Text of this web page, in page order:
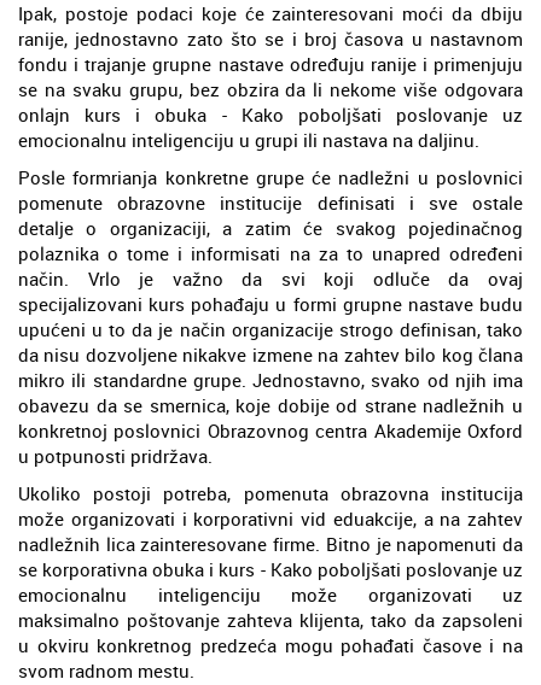
Ipak, postoje podaci koje će zainteresovani moći da dbiju
ranije, jednostavno zato što se i broj časova u nastavnom
fondu i trajanje grupne nastave određuju ranije i primenjuju
se na svaku grupu, bez obzira da li nekome više odgovara
onlajn kurs i obuka - Kako poboljšati poslovanje uz
emocionalnu inteligenciju u grupi ili nastava na daljinu.
Posle formrianja konkretne grupe će nadležni u poslovnici
pomenute obrazovne institucije definisati i sve ostale
detalje o organizaciji, a zatim će svakog pojedinačnog
polaznika o tome i informisati na za to unapred određeni
način. Vrlo je važno da svi koji odluče da ovaj
specijalizovani kurs pohađaju u formi grupne nastave budu
upućeni u to da je način organizacije strogo definisan, tako
da nisu dozvoljene nikakve izmene na zahtev bilo kog člana
mikro ili standardne grupe. Jednostavno, svako od njih ima
obavezu da se smernica, koje dobije od strane nadležnih u
konkretnoj poslovnici Obrazovnog centra Akademije Oxford
u potpunosti pridržava.
Ukoliko postoji potreba, pomenuta obrazovna institucija
može organizovati i korporativni vid eduakcije, a na zahtev
nadležnih lica zainteresovane firme. Bitno je napomenuti da
se korporativna obuka i kurs - Kako poboljšati poslovanje uz
emocionalnu inteligenciju može organizovati uz
maksimalno poštovanje zahteva klijenta, tako da zapsoleni
u okviru konkretnog predzeća mogu pohađati časove i na
svom radnom mestu.